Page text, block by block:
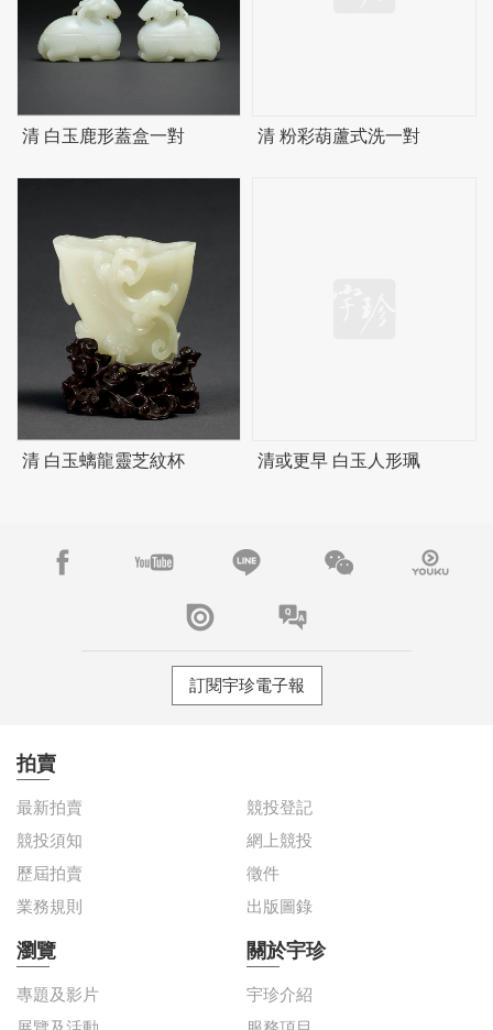
清 白玉鹿形蓋盒一對 清 粉彩葫蘆式洗一對
清 白玉螭龍靈芝紋杯 清或更早 白玉人形珮
訂閱宇珍電子報
拍賣
最新拍賣
競投登記
競投須知
網上競投
歷屆拍賣
徵件
業務規則
出版圖錄
瀏覽
專題及影片
關於宇珍
宇珍介紹